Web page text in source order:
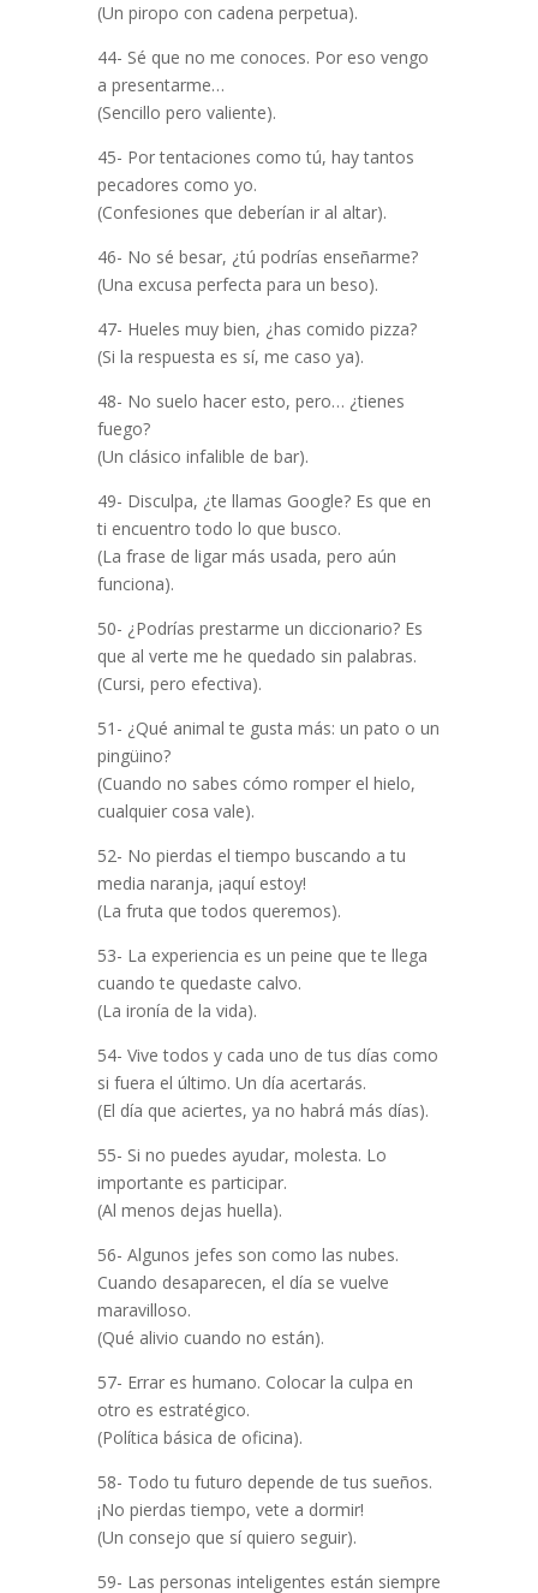
(Un piropo con cadena perpetua).
44- Sé que no me conoces. Por eso vengo
a presentarme…
(Sencillo pero valiente).
45- Por tentaciones como tú, hay tantos
pecadores como yo.
(Confesiones que deberían ir al altar).
46- No sé besar, ¿tú podrías enseñarme?
(Una excusa perfecta para un beso).
47- Hueles muy bien, ¿has comido pizza?
(Si la respuesta es sí, me caso ya).
48- No suelo hacer esto, pero… ¿tienes
fuego?
(Un clásico infalible de bar).
49- Disculpa, ¿te llamas Google? Es que en
ti encuentro todo lo que busco.
(La frase de ligar más usada, pero aún
funciona).
50- ¿Podrías prestarme un diccionario? Es
que al verte me he quedado sin palabras.
(Cursi, pero efectiva).
51- ¿Qué animal te gusta más: un pato o un
pingüino?
(Cuando no sabes cómo romper el hielo,
cualquier cosa vale).
52- No pierdas el tiempo buscando a tu
media naranja, ¡aquí estoy!
(La fruta que todos queremos).
53- La experiencia es un peine que te llega
cuando te quedaste calvo.
(La ironía de la vida).
54- Vive todos y cada uno de tus días como
si fuera el último. Un día acertarás.
(El día que aciertes, ya no habrá más días).
55- Si no puedes ayudar, molesta. Lo
importante es participar.
(Al menos dejas huella).
56- Algunos jefes son como las nubes.
Cuando desaparecen, el día se vuelve
maravilloso.
(Qué alivio cuando no están).
57- Errar es humano. Colocar la culpa en
otro es estratégico.
(Política básica de oficina).
58- Todo tu futuro depende de tus sueños.
¡No pierdas tiempo, vete a dormir!
(Un consejo que sí quiero seguir).
59- Las personas inteligentes están siempre